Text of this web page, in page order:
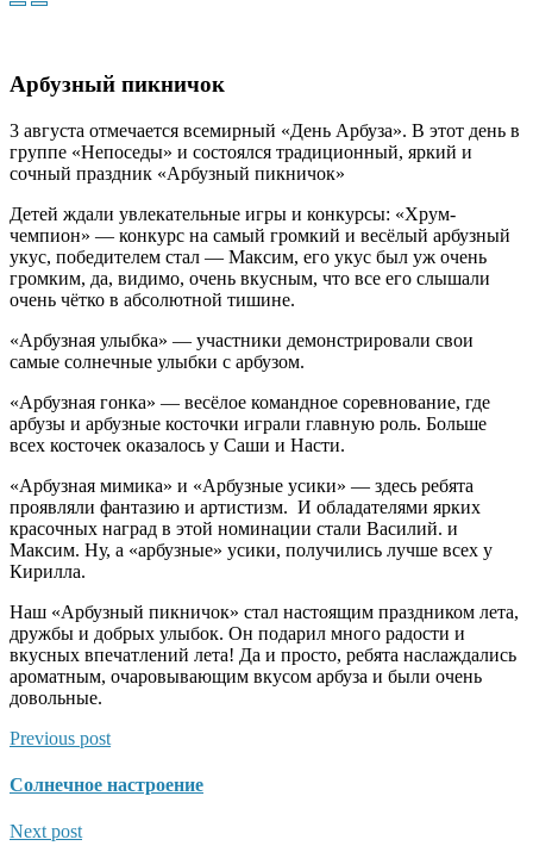
Арбузный пикничок
3 августа отмечается всемирный «День Арбуза». В этот день в
группе «Непоседы» и состоялся традиционный, яркий и
сочный праздник «Арбузный пикничок»
Детей ждали увлекательные игры и конкурсы: «Хрум-
чемпион» — конкурс на самый громкий и весёлый арбузный
укус, победителем стал — Максим, его укус был уж очень
громким, да, видимо, очень вкусным, что все его слышали
очень чётко в абсолютной тишине.
«Арбузная улыбка» — участники демонстрировали свои
самые солнечные улыбки с арбузом.
«Арбузная гонка» — весёлое командное соревнование, где
арбузы и арбузные косточки играли главную роль. Больше
всех косточек оказалось у Саши и Насти.
«Арбузная мимика» и «Арбузные усики» — здесь ребята
проявляли фантазию и артистизм. И обладателями ярких
красочных наград в этой номинации стали Василий. и
Максим. Ну, а «арбузные» усики, получились лучше всех у
Кирилла.
Наш «Арбузный пикничок» стал настоящим праздником лета,
дружбы и добрых улыбок. Он подарил много радости и
вкусных впечатлений лета! Да и просто, ребята наслаждались
ароматным, очаровывающим вкусом арбуза и были очень
довольные.
Previous post
Солнечное настроение
Next post